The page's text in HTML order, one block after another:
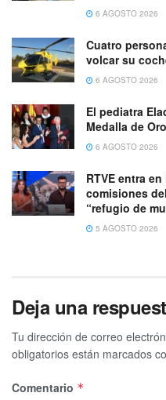
6 AGOSTO 2026
Cuatro
volcar su
6 AGOSTO 2026
El pediatra
Medalla de
6 AGOSTO 2026
RTVE entra
comisiones
“refugio de
5 AGOSTO 2026
Deja una
Tu dirección de correo
obligatorios están marcados
Comentario *